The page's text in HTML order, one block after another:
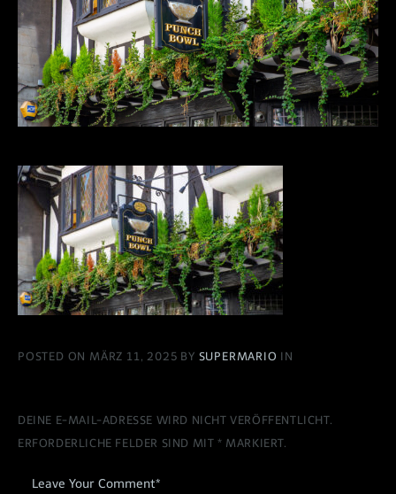
POSTED ON MÄRZ 11, 2025 BY SUPERMARIO IN
DEINE E-MAIL-ADRESSE WIRD NICHT VERÖFFENTLICHT.
ERFORDERLICHE FELDER SIND MIT* MARKIERT.